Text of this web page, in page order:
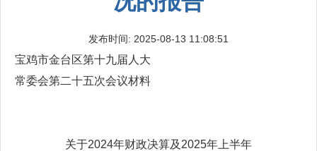
发布时间: 2025-08-13 11:08:51
宝鸡市金台区第十九届人大
常委会第二十五次会议材料
关于2024年财政决算及2025年上半年